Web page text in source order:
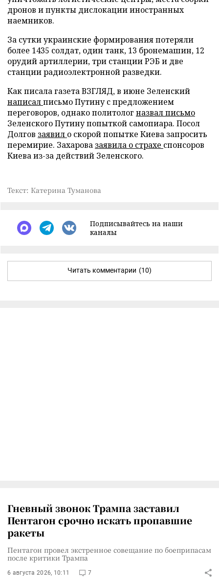
дронов и пункты дислокации иностранных
наемников.
За сутки украинские формирования потеряли
более 1435 солдат, один танк, 13 бронемашин, 12
орудий артиллерии, три станции РЭБ и две
станции радиоэлектронной разведки.
Как писала газета ВЗГЛЯД, в июне Зеленский
написалписьмо Путину с предложением
переговоров, однако политолог назвал письмо
Зеленского Путину попыткой самопиара. Посол
Долгов заявил о скорой попытке Киева запросить
перемирие. Захарова заявила о страхе спонсоров
Киева из-за действий Зеленского.
Текст: Катерина Туманова
Подписывайтесь на наши
каналы
Читать комментарии (10)
Гневный звонок Трампа заставил
Пентагон срочно искать пропавшие
ракеты
Пентагон провел экстренное совещание по боеприпасам
после критики Трампа
6 августа 2026, 10:11 7